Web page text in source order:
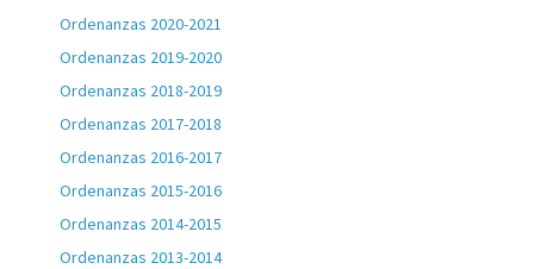
Ordenanzas 2020-2021
Ordenanzas 2019-2020
Ordenanzas 2018-2019
Ordenanzas 2017-2018
Ordenanzas 2016-2017
Ordenanzas 2015-2016
Ordenanzas 2014-2015
Ordenanzas 2013-2014